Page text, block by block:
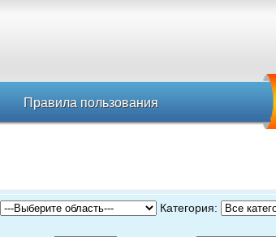
Правила пользования
Категория: